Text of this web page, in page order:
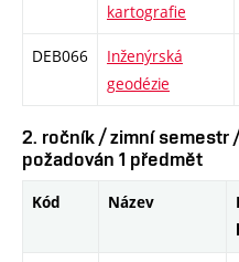
kartografie
DEB066
Inženýrská
geodézie
2. ročník / zimní semestr
požadován 1 předmět
Kód Název